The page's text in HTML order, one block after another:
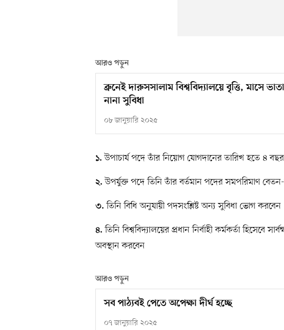
আরও পড়ুন
ব্রুনেই দারুসসালাম বিশ্ববিদ্যালয়ে বৃত্তি, মাসে
নানা সুবিধা
০৮ জানুয়ারি ২০২৫
১. উপাচার্য পদে তাঁর নিয়োগ যোগদানের তারিখ হতে ৪
২. উপর্যুক্ত পদে তিনি তাঁর বর্তমান পদের সমপরিমাণ বেতন-
৩. তিনি বিধি অনুযায়ী পদসংশ্লিষ্ট অন্য সুবিধা ভোগ করবেন
৪. তিনি বিশ্ববিদ্যালয়ের প্রধান নির্বাহী কর্মকর্তা হিসেবে
অবস্থান করবেন
আরও পড়ুন
সব পাঠ্যবই পেতে অপেক্ষা দীর্ঘ হচ্ছে
০৭ জানুয়ারি ২০২৫